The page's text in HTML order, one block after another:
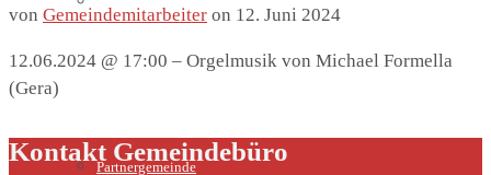
Partnergemeinde
von Gemeindemitarbeiter on 12. Juni 2024
12.06.2024 @ 17:00 – Orgelmusik von Michael Formella
(Gera)
Kontakt Gemeindebüro